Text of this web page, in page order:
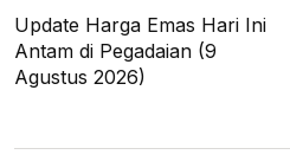
Update Harga Emas Hari Ini
Antam di Pegadaian (9
Agustus 2026)